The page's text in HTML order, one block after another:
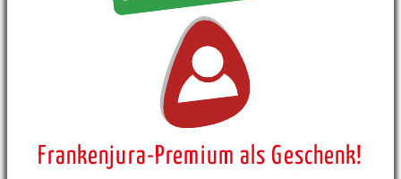
Frankenjura-Premium als Geschenk!